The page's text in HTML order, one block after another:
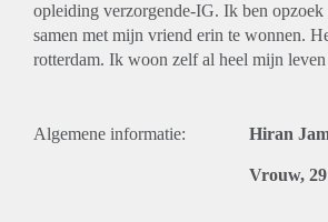
opleiding verzorgende-IG. Ik ben opzoek
samen met mijn vriend erin te wonnen.
rotterdam. Ik woon zelf al heel mijn
Algemene informatie: Hiran
Vrouw,